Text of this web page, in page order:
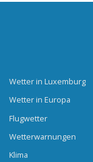
Wetter in Luxemburg
Wetter in Europa
Flugwetter
Wetterwarnungen
Klima